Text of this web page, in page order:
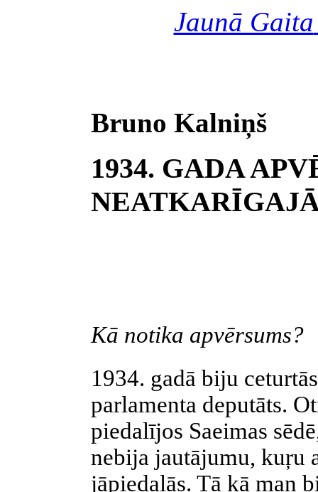
Jaunā Gaita
Bruno Kalniņš
1934. GADA
Kā notika apvērsums?
1934. gadā biju
parlamenta deputāts.
piedalījos Saeimas
nebija jautājumu, kuŗu
jāpiedalās. Tā kā man